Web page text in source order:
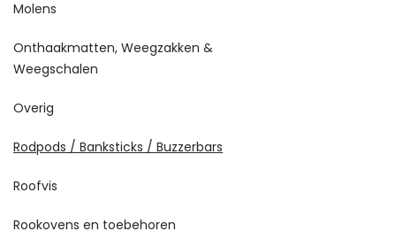
Molens
Onthaakmatten, Weegzakken &
Weegschalen
Overig
Rodpods / Banksticks / Buzzerbars
Roofvis
Rookovens en toebehoren